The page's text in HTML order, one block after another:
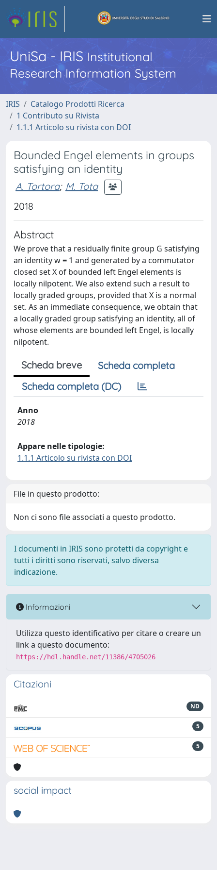
UniSa - IRISInstitutional
Research Information System
IRIS
Catalogo Prodotti Ricerca
1 Contributo su Rivista
1.1.1 Articolo su rivista con DOI
Bounded Engel elements in groups
satisfying an identity
A. Tortora; M. Tota
2018
Abstract
We prove that a residually finite group G satisfying
an identity w ≡ 1 and generated by a commutator
closed set X of bounded left Engel elements is
locally nilpotent. We also extend such a result to
locally graded groups, provided that X is a normal
set. As an immediate consequence, we obtain that
a locally graded group satisfying an identity, all of
whose elements are bounded left Engel, is locally
nilpotent.
Scheda breve
Scheda completa
Scheda completa (DC)
Anno
2018
Appare nelle tipologie:
1.1.1 Articolo su rivista con DOI
File in questo prodotto:
Non ci sono file associati a questo prodotto.
I documenti in IRIS sono protetti da copyright e
tutti i diritti sono riservati, salvo diversa
indicazione.
Informazioni
Utilizza questo identificativo per citare o creare un
link a questo documento:
https://hdl.handle.net/11386/4705026
Citazioni
ND
5
5
social impact